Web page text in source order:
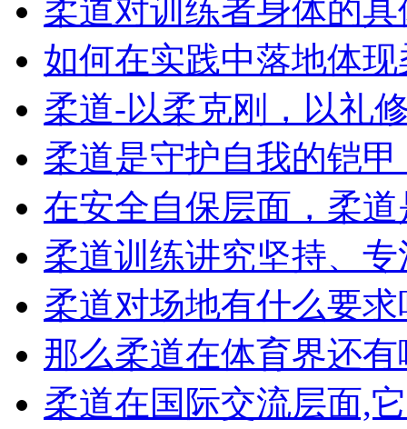
柔道对训练者身体的
如何在实践中落地体现
柔道-以柔克刚，以礼
柔道是守护自我的铠甲
在安全自保层面，柔道
柔道训练讲究坚持、专
柔道对场地有什么要求
那么柔道在体育界还有
柔道在国际交流层面,